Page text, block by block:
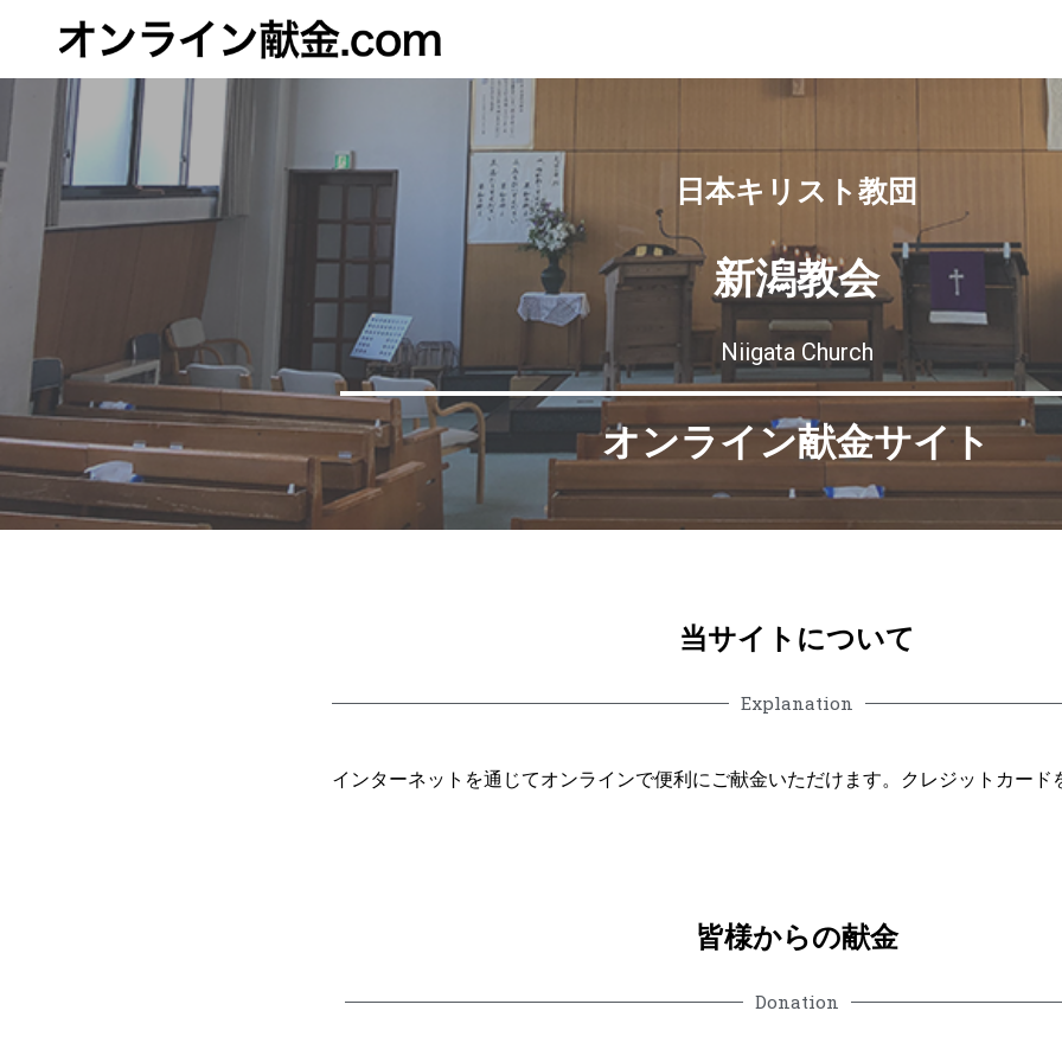
日本キリスト教団
新潟教会
Niigata Church
オンライン献金サイト
当サイトについて
Explanation
インターネットを通じてオンラインで便利にご献金いただけます。クレジットカード
皆様からの献金
Donation